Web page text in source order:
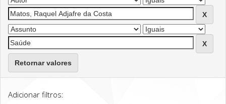
Retornar valores
Adicionar filtros: